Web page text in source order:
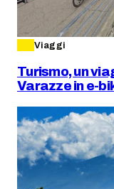
Viaggi
Turismo, un
Varazze in e-